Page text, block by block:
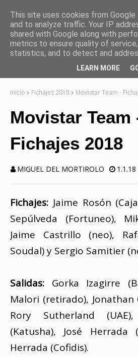
Inicio Fichajes 2018 Movistar Team -
Movistar Team
Fichajes 2018
MIGUEL DEL MORTIROLO 1.1.18
Fichajes: Jaime Rosón
Sepúlveda (Fortuneo),
Jaime Castrillo (neo),
Soudal) y Sergio Samitier
Salidas: Gorka Izagirre
Malori (retirado), Jonathan
Rory Sutherland
(Katusha), José Herrada
Herrada (Cofidis).
This site uses cookies from
and to analyze traffic. Your IP
shared with Google along with
metrics to ensure quality of
statistics, and to detect and
LEARN MORE